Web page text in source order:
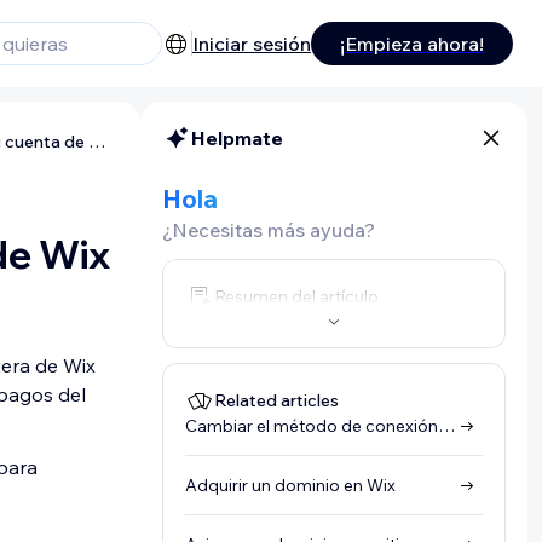
Iniciar sesión ¡Empieza ahora!
Conectar o transferir un dominio comprado en otro lugar a tu cuenta de Wix
Wix
de Wix
del
Helpmate
Hola
¿Necesitas más ayuda?
Resumen del artículo
Related articles
Cambiar el método de conexión de tu dominio
Adquirir un dominio en Wix